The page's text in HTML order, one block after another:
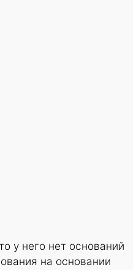
у него нет оснований
на основании